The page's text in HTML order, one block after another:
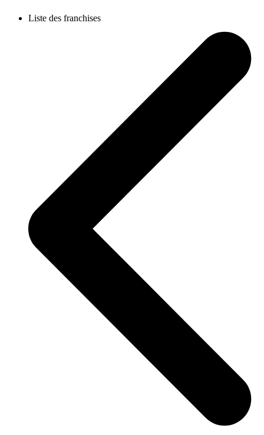
Liste des franchises